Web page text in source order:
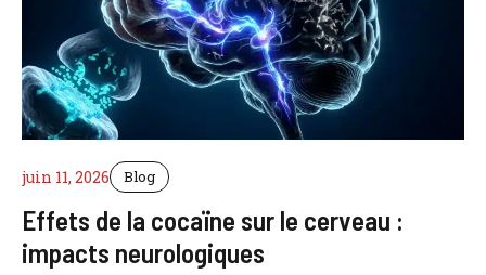
juin 11, 2026 Blog
Effets de la cocaïne sur le cerveau :
impacts neurologiques